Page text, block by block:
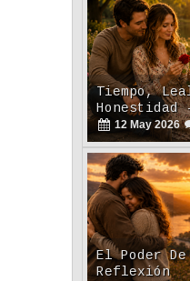
Tiempo,
12 May 2026
El Poder
Reflexión